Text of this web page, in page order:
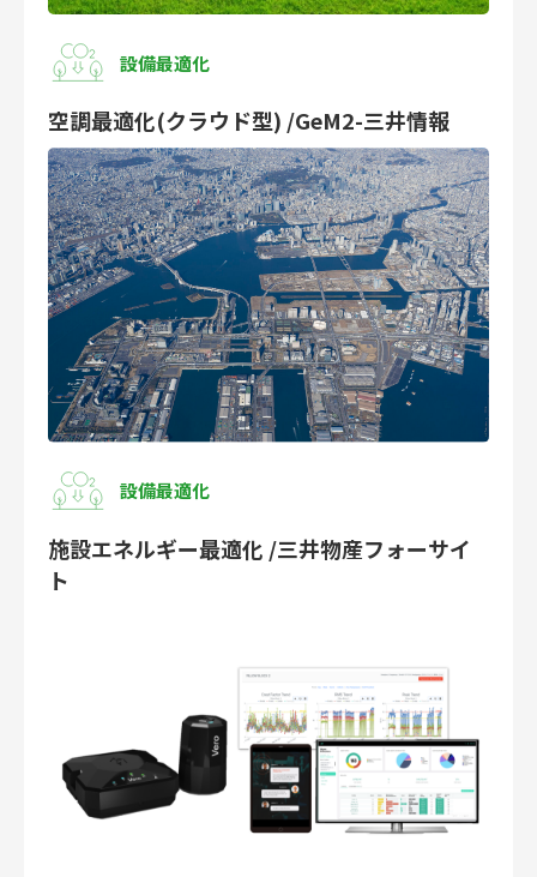
設備最適化
空調最適化(クラウド型) /GeM2-三井情報
設備最適化
施設エネルギー最適化 /三井物産フォーサイ
ト